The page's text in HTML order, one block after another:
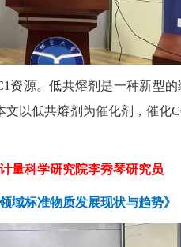
资源。低共熔剂是一种新型
以低共熔剂为催化剂，催化
量科学研究院李秀琴研究员
领域标准物质发展现状与趋势》